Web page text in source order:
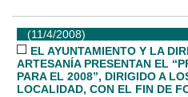
(11/4/2008)
EL AYUNTAMIENTO Y LA
ARTESANÍA PRESENTAN EL
PARA EL 2008”, DIRIGIDO A
LOCALIDAD, CON EL FIN DE